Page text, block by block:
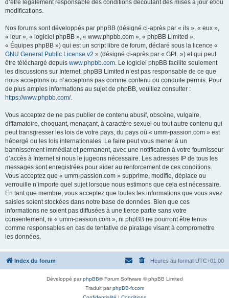
d’être légalement responsable des conditions découlant des mises à jour et/ou
modifications.
Nos forums sont développés par phpBB (désigné ci-après par « ils », « eux »,
« leur », « logiciel phpBB », « www.phpbb.com », « phpBB Limited »,
« Équipes phpBB ») qui est un script libre de forum, déclaré sous la licence «
GNU General Public License v2 » (désigné ci-après par « GPL ») et qui peut
être téléchargé depuis www.phpbb.com. Le logiciel phpBB facilite seulement
les discussions sur Internet. phpBB Limited n’est pas responsable de ce que
nous acceptons ou n’acceptons pas comme contenu ou conduite permis. Pour
de plus amples informations au sujet de phpBB, veuillez consulter :
https://www.phpbb.com/.
Vous acceptez de ne pas publier de contenu abusif, obscène, vulgaire,
diffamatoire, choquant, menaçant, à caractère sexuel ou tout autre contenu qui
peut transgresser les lois de votre pays, du pays où « umm-passion.com » est
hébergé ou les lois internationales. Le faire peut vous mener à un
bannissement immédiat et permanent, avec une notification à votre fournisseur
d’accès à Internet si nous le jugeons nécessaire. Les adresses IP de tous les
messages sont enregistrées pour aider au renforcement de ces conditions.
Vous acceptez que « umm-passion.com » supprime, modifie, déplace ou
verrouille n’importe quel sujet lorsque nous estimons que cela est nécessaire.
En tant que membre, vous acceptez que toutes les informations que vous avez
saisies soient stockées dans notre base de données. Bien que ces
informations ne soient pas diffusées à une tierce partie sans votre
consentement, ni « umm-passion.com », ni phpBB ne pourront être tenus
comme responsables en cas de tentative de piratage visant à compromettre
les données.
Index du forum Heures au format UTC+01:00
Développé parphpBB® Forum Software © phpBB Limited
Traduit parphpBB-fr.com